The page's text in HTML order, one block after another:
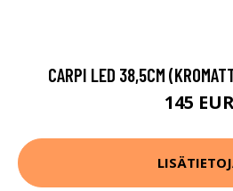
CARPI LED 38,5CM
145